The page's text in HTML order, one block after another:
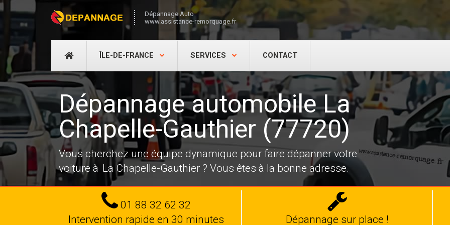
Dépannage Auto
www.assistance-remorquage.fr
DÉPANNAGE
ÎLE-DE-FRANCE SERVICES CONTACT
Dépannage automobile La
Chapelle-Gauthier (77720)
Vous cherchez une équipe dynamique pour faire dépanner votre
voiture à La Chapelle-Gauthier ? Vous êtes à la bonne adresse.
Tel
01 88 32 62 32
Intervention rapide en 30 minutes
Dépannage
Dépannage sur place !